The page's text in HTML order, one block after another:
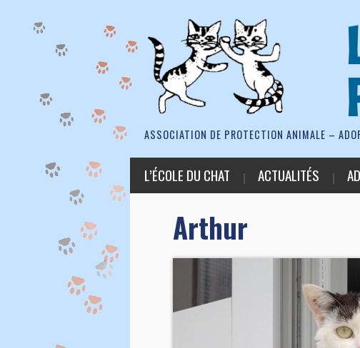
ASSOCIATION DE PROTECTION ANIMALE –
L’ÉCOLE DU CHAT ACTUALITÉS
Arthur